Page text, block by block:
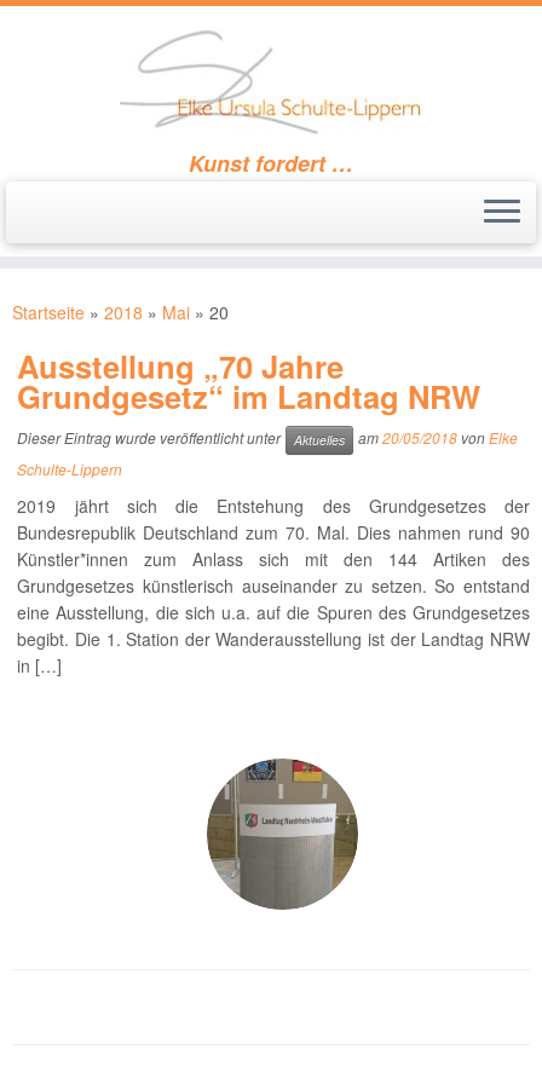
Inhalt
Kunst fordert …
Startseite » 2018 » Mai » 20
Ausstellung „70 Jahre
Grundgesetz“ im Landtag NRW
Dieser Eintrag wurde veröffentlicht unter Aktuelles am20/05/2018 vonElke
Schulte-Lippern
2019 jährt sich die Entstehung des Grundgesetzes der
Bundesrepublik Deutschland zum 70. Mal. Dies nahmen rund 90
Künstler*innen zum Anlass sich mit den 144 Artiken des
Grundgesetzes künstlerisch auseinander zu setzen. So entstand
eine Ausstellung, die sich u.a. auf die Spuren des Grundgesetzes
begibt. Die 1. Station der Wanderausstellung ist der Landtag NRW
in […]